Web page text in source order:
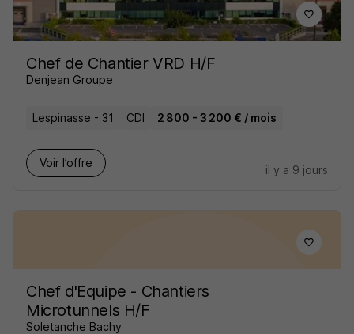
Chef de Chantier VRD H/F
Denjean Groupe
Lespinasse - 31 CDI 2 800 - 3 200 € / mois
Voir l’offre
il y a 9 jours
Chef d'Equipe - Chantiers
Microtunnels H/F
Soletanche Bachy